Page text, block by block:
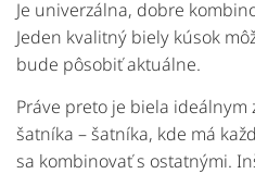
Je univerzálna, dobre
Jeden kvalitný biely kúsok
bude pôsobiťaktuálne.
Práve preto je biela ideálnym
šatníka –šatníka, kde má
sa kombinovaťs ostatnými.